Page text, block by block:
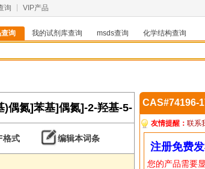
询 VIP产品
询 我的试剂库查询 msds查询
化学结构查询
偶氮]苯基]偶氮]-2-羟基-5-
格式 编辑本词条
CAS#74196-
友情提醒： 联系
注册免费
您的产品需要